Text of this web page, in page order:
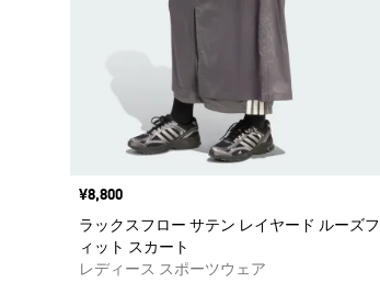
価格
¥8,800
ラックスフロー サテン レイヤード ルーズフ
ィット スカート
レディース スポーツウェア